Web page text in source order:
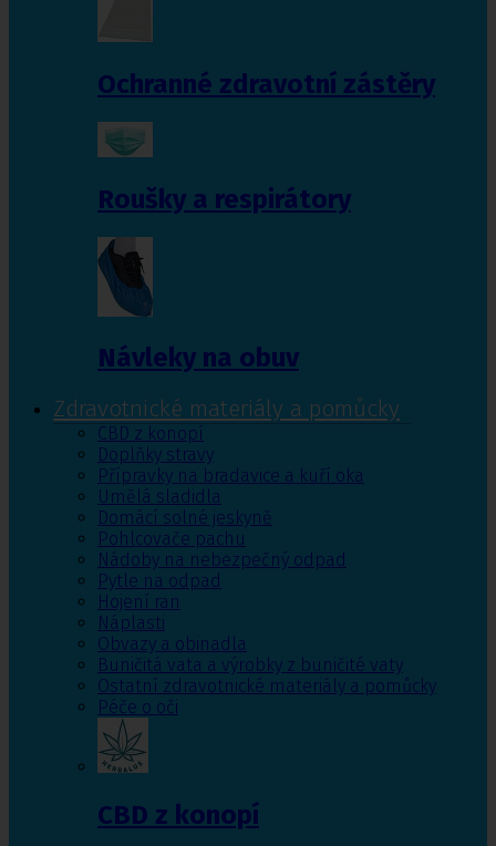
Ochranné zdravotní zástěry
Roušky a respirátory
Návleky na obuv
Zdravotnické materiály a pomůcky
CBD z konopí
Doplňky stravy
Přípravky na bradavice a kuří oka
Umělá sladidla
Domácí solné jeskyně
Pohlcovače pachu
Nádoby na nebezpečný odpad
Pytle na odpad
Hojení ran
Náplasti
Obvazy a obinadla
Buničitá vata a výrobky z buničité vaty
Ostatní zdravotnické materiály a pomůcky
Péče o oči
CBD z konopí